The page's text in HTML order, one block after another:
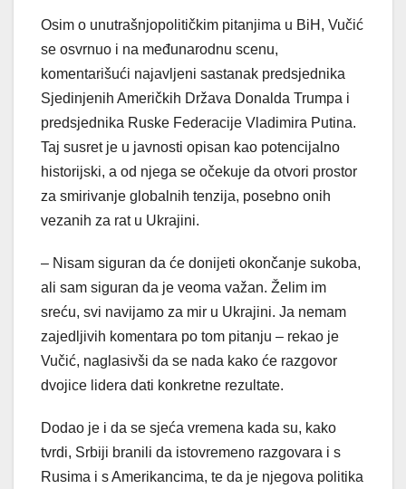
Osim o unutrašnjopolitičkim pitanjima u BiH, Vučić
se osvrnuo i na međunarodnu scenu,
komentarišući najavljeni sastanak predsjednika
Sjedinjenih Američkih Država Donalda Trumpa i
predsjednika Ruske Federacije Vladimira Putina.
Taj susret je u javnosti opisan kao potencijalno
historijski, a od njega se očekuje da otvori prostor
za smirivanje globalnih tenzija, posebno onih
vezanih za rat u Ukrajini.
– Nisam siguran da će donijeti okončanje sukoba,
ali sam siguran da je veoma važan. Želim im
sreću, svi navijamo za mir u Ukrajini. Ja nemam
zajedljivih komentara po tom pitanju – rekao je
Vučić, naglasivši da se nada kako će razgovor
dvojice lidera dati konkretne rezultate.
Dodao je i da se sjeća vremena kada su, kako
tvrdi, Srbiji branili da istovremeno razgovara i s
Rusima i s Amerikancima, te da je njegova politika